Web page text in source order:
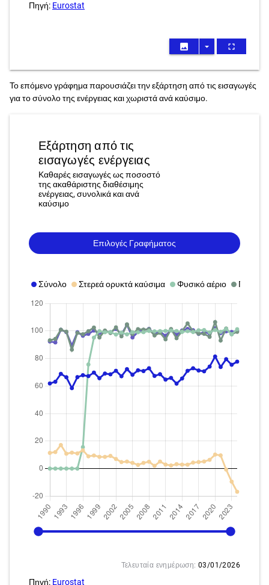
Πηγή: Eurostat
image arrow_drop_down fullscreen
Το επόμενο γράφημα παρουσιάζει την εξάρτηση από τις εισαγωγές
για το σύνολο της ενέργειας και χωριστά ανά καύσιμο.
Εξάρτηση από τις
εισαγωγές ενέργειας
Καθαρές εισαγωγές ως ποσοστό
της ακαθάριστης διαθέσιμης
ενέργειας, συνολικά και ανά
καύσιμο
Επιλογές Γραφήματος
Σύνολο Στερεά ορυκτά καύσιμα Φυσικό αέριο
1990 2024
Τελευταία ενημέρωση: 03/01/2026
Πηγή: Eurostat